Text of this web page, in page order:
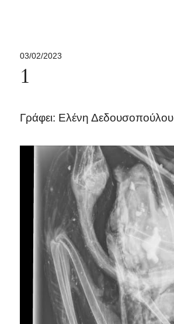
03/02/2023
1
Γράφει: Ελένη Δεδουσοπούλου